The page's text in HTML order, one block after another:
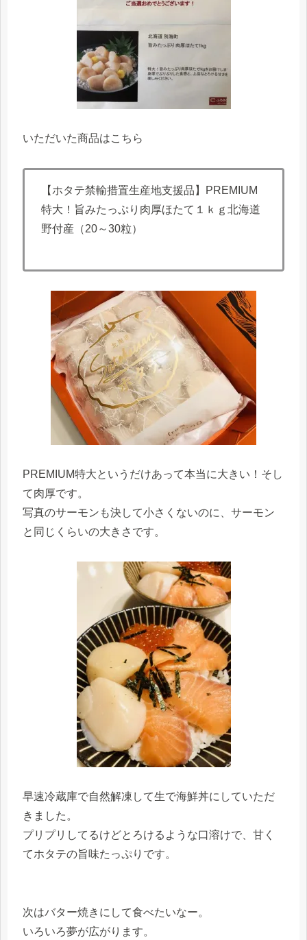
いただいた商品はこちら
【ホタテ禁輸措置生産地支援品】PREMIUM
特大！旨みたっぷり肉厚ほたて１ｋｇ北海道
野付産（20～30粒）
PREMIUM特大というだけあって本当に大きい！そし
て肉厚です。
写真のサーモンも決して小さくないのに、サーモン
と同じくらいの大きさです。
早速冷蔵庫で自然解凍して生で海鮮丼にしていただ
きました。
プリプリしてるけどとろけるような口溶けで、甘く
てホタテの旨味たっぷりです。
次はバター焼きにして食べたいなー。
いろいろ夢が広がります。